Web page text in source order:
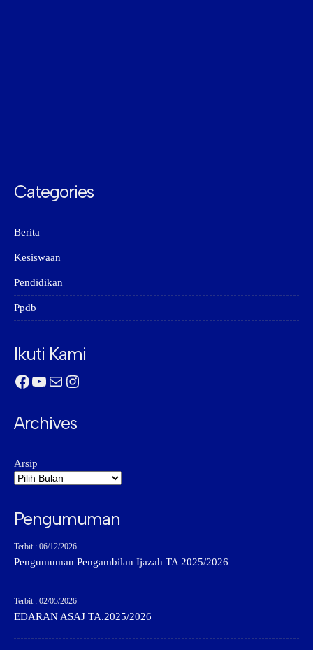
Categories
Berita
Kesiswaan
Pendidikan
Ppdb
Ikuti Kami
Facebook
YouTube
MailInstagram
Archives
Arsip
Pengumuman
Terbit : 06/12/2026
Pengumuman Pengambilan Ijazah TA 2025/2026
Terbit : 02/05/2026
EDARAN ASAJ TA.2025/2026